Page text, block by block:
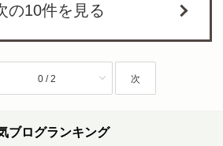
の10件を見る
0 / 2 次
ブログランキング